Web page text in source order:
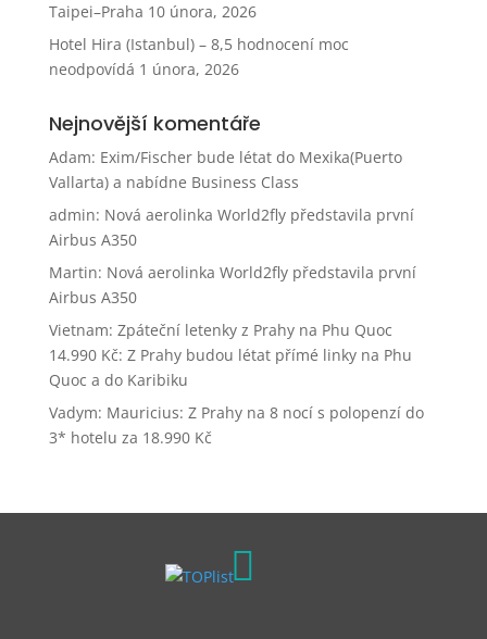
Taipei–Praha 10 února, 2026
Hotel Hira (Istanbul) – 8,5 hodnocení moc
neodpovídá 1 února, 2026
Nejnovější komentáře
Adam: Exim/Fischer bude létat do Mexika(Puerto
Vallarta) a nabídne Business Class
admin: Nová aerolinka World2fly představila první
Airbus A350
Martin: Nová aerolinka World2fly představila první
Airbus A350
Vietnam: Zpáteční letenky z Prahy na Phu Quoc
14.990 Kč: Z Prahy budou létat přímé linky na Phu
Quoc a do Karibiku
Vadym: Mauricius: Z Prahy na 8 nocí s polopenzí do
3* hotelu za 18.990 Kč
